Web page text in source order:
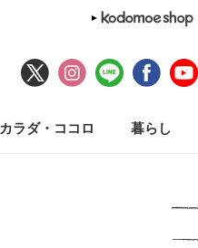
カラダ・ココロ 暮らし